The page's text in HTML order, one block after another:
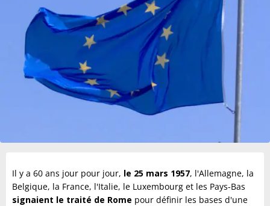
Il y a 60 ans jour pour jour, le 25 mars 1957, l'Allemagne, la
Belgique, la France, l'Italie, le Luxembourg et les Pays-Bas
signaient le traité de Rome pour définir les bases d'une